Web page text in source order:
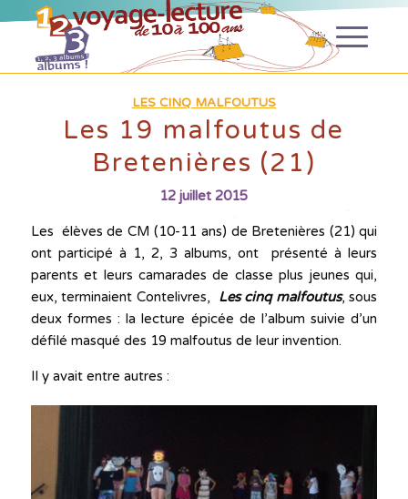
LES CINQ MALFOUTUS
Les 19 malfoutus de
Bretenières (21)
12 juillet 2015
Les élèves de CM (10-11 ans) de Bretenières (21) qui
ont participé à 1, 2, 3 albums, ont présenté à leurs
parents et leurs camarades de classe plus jeunes qui,
eux, terminaient Contelivres, Les cinq malfoutus, sous
deux formes : la lecture épicée de l’album suivie d’un
défilé masqué des 19 malfoutus de leur invention.
Il y avait entre autres :